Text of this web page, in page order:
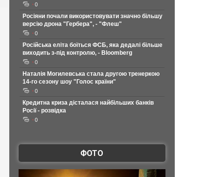
0
Росіяни почали використовувати значно більшу
версію дрона "Гербера", - "Флеш"
0
Російська еліта боїться ФСБ, яка дедалі більше
виходить з-під контролю, - Bloomberg
0
Наталія Могилевська стала другою тренеркою
14-го сезону шоу "Голос країни"
0
Кредитна криза дісталася найбільших банків
Росії - розвідка
0
ФОТО